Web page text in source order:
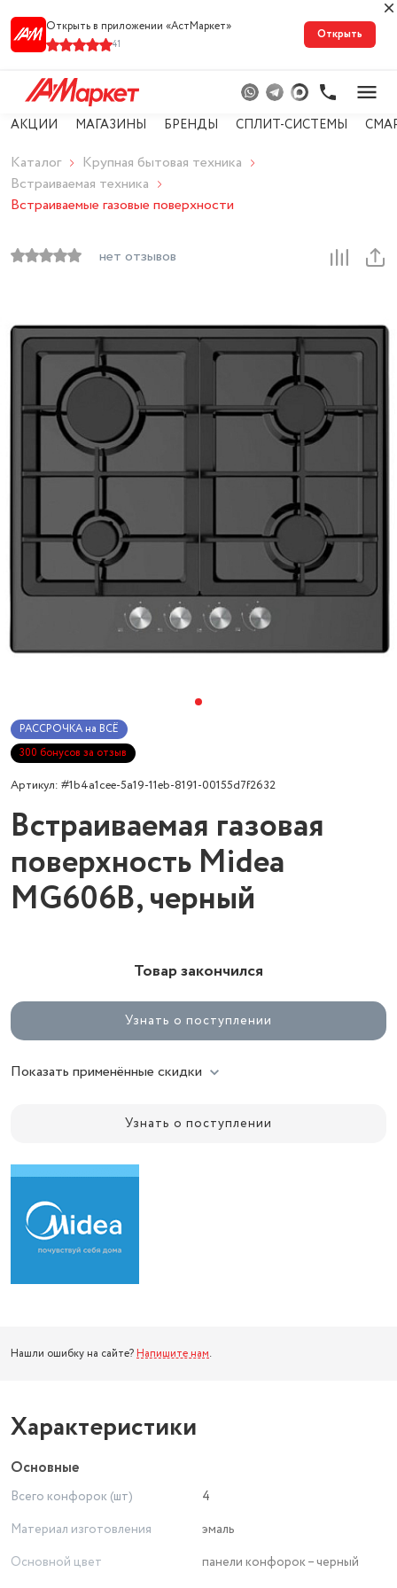
Открыть в приложении «АстМарке‪т‬»
41
Открыть
АКЦИИ МАГАЗИНЫ БРЕНДЫ СПЛИТ-СИСТЕМЫ
Каталог
Крупная бытовая техника
Встраиваемая техника
Встраиваемые газовые поверхности
нет отзывов
РАССРОЧКА на ВСЁ
300 бонусов за отзыв
Артикул: #1b4a1cee-5a19-11eb-8191-00155d7f2632
Встраиваемая газовая
поверхность Midea
MG606B, черный
Товар закончился
Узнать о поступлении
Показать применённые скидки
Узнать о поступлении
Нашли ошибку на сайте? Напишите нам.
Характеристики
Основные
Всего конфорок (шт)
4
Материал изготовления
эмаль
Основной цвет
панели конфорок – черный